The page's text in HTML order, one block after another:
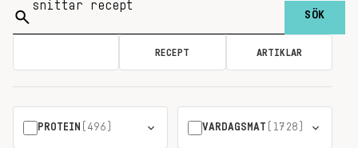
Sök
på:
RECEPT ARTIKLAR
PROTEIN (496) VARDAGSMAT (1728)